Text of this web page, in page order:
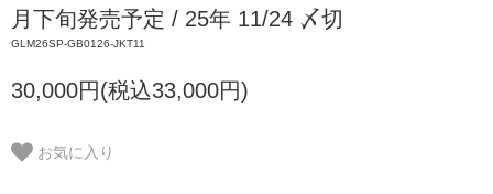
月下旬発売予定 / 25年 11/24 〆切
GLM26SP-GB0126-JKT11
30,000円(税込33,000円)
お気に入り